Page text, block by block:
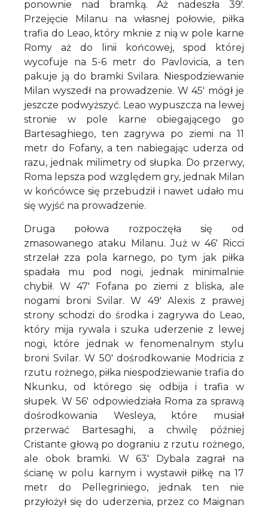
ponownie nad bramką. Aż nadeszła 39'.
Przejęcie Milanu na własnej połowie, piłka
trafia do Leao, który mknie z nią w pole karne
Romy aż do linii końcowej, spod której
wycofuje na 5-6 metr do Pavlovicia, a ten
pakuje ją do bramki Svilara. Niespodziewanie
Milan wyszedł na prowadzenie. W 45' mógł je
jeszcze podwyższyć. Leao wypuszcza na lewej
stronie w pole karne obiegającego go
Bartesaghiego, ten zagrywa po ziemi na 11
metr do Fofany, a ten nabiegając uderza od
razu, jednak milimetry od słupka. Do przerwy,
Roma lepsza pod względem gry, jednak Milan
w końcówce się przebudził i nawet udało mu
się wyjść na prowadzenie.
Druga połowa rozpoczęła się od
zmasowanego ataku Milanu. Już w 46' Ricci
strzelał zza pola karnego, po tym jak piłka
spadała mu pod nogi, jednak minimalnie
chybił. W 47' Fofana po ziemi z bliska, ale
nogami broni Svilar. W 49' Alexis z prawej
strony schodzi do środka i zagrywa do Leao,
który mija rywala i szuka uderzenie z lewej
nogi, które jednak w fenomenalnym stylu
broni Svilar. W 50' dośrodkowanie Modricia z
rzutu rożnego, piłka niespodziewanie trafia do
Nkunku, od którego się odbija i trafia w
słupek. W 56' odpowiedziała Roma za sprawą
dośrodkowania Wesleya, które musiał
przerwać Bartesaghi, a chwilę później
Cristante głową po dograniu z rzutu rożnego,
ale obok bramki. W 63' Dybala zagrał na
ścianę w polu karnym i wystawił piłkę na 17
metr do Pellegriniego, jednak ten nie
przyłożył się do uderzenia, przez co Maignan